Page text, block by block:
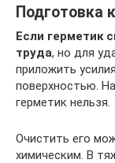
Подготовка
Если герметик
труда, но для
приложить
поверхностью.
герметик нельзя.
Очистить его
химическим. В